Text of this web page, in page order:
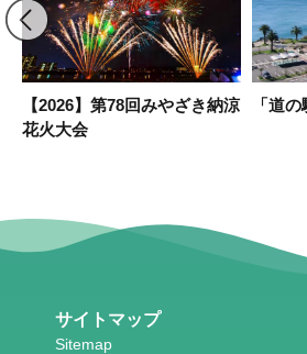
【2026】第78回みやざき納涼
花火大会
「道
サイトマップ